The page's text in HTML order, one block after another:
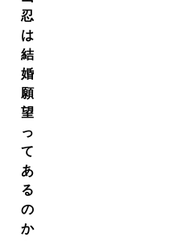
忍
は
結
婚
願
望
っ
て
あ
る
の
か